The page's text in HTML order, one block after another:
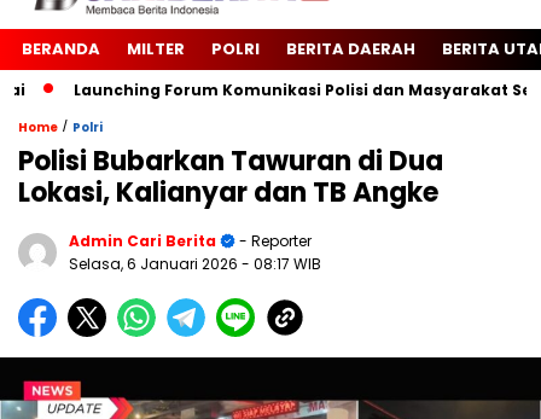
BERANDA MILTER POLRI BERITA DAERAH BERITA
Launching Forum Komunikasi Polisi dan Masyarakat Sekolah
Home / Polri
Polisi Bubarkan Tawuran di Dua
Lokasi, Kalianyar dan TB Angke
Admin Cari Berita
- Reporter
Selasa, 6 Januari 2026 - 08:17 WIB